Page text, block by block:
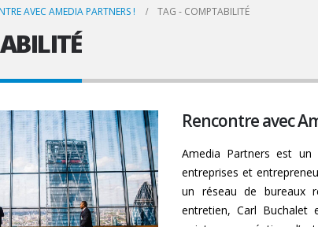
AVEC AMEDIA PARTNERS ! TAG - COMPTABILITÉ
Rencontre avec
Amedia Partners est un
entreprises et
un réseau de bureaux
entretien, Carl Buchalet